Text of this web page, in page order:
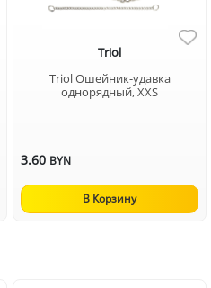
Triol
Triol Ошейник-удавка
однорядный, XXS
3.60 BYN
В Корзину